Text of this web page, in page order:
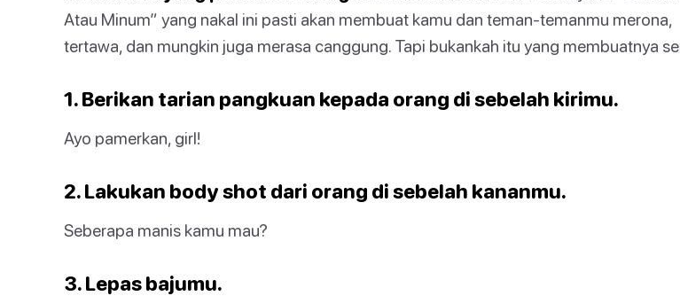
Atau Minum” yang nakal ini pasti akan membuat kamu dan teman-temanmu merona,
tertawa, dan mungkin juga merasa canggung. Tapi bukankah itu yang membuatnya
1. Berikan tarian pangkuan kepada orang di sebelah kirimu.
Ayo pamerkan, girl!
2. Lakukan body shot dari orang di sebelah kananmu.
Seberapa manis kamu mau?
3. Lepas bajumu.